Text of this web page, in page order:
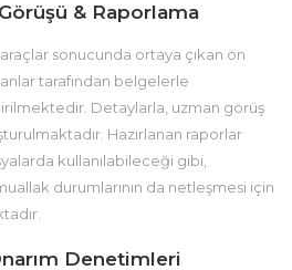
& Raporlama
sonucunda ortaya çıkan ön
tarafından belgelerle
Detaylarla, uzman görüş
Hazırlanan raporlar
kullanılabileceği gibi,
durumlarının da netleşmesi için
Denetimleri